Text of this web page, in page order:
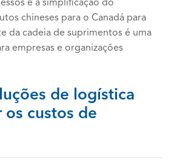
e a simplificação do
chineses para o Canadá para
da cadeia de suprimentos é uma
empresas e organizações
de logística
os custos de